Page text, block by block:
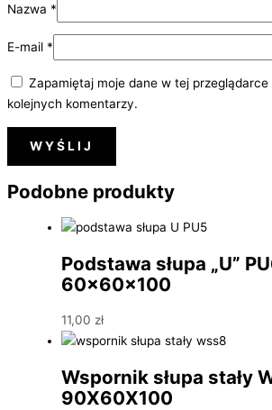
Nazwa *
E-mail *
Zapamiętaj moje dane w tej przeglądarce
kolejnych komentarzy.
Podobne produkty
Podstawa słupa „U”
60x60x100
11,00 zł
Wspornik słupa stały
90X60X100